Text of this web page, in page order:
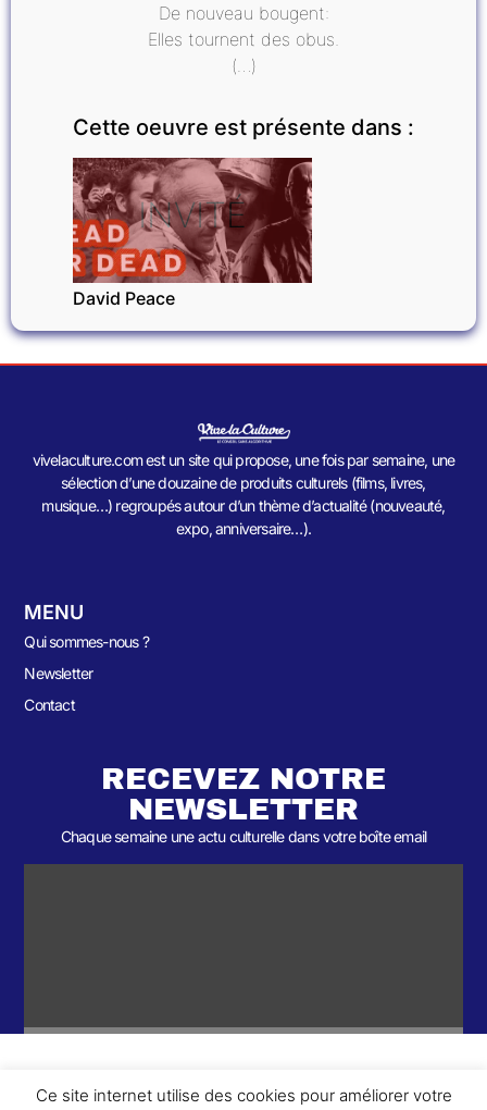
De nouveau bougent:
Elles tournent des obus.
(…)
Cette oeuvre est présente dans :
INVITÉ
David Peace
vivelaculture.com est un site qui propose, une fois par semaine, une
sélection d’une douzaine de produits culturels (films, livres,
musique…) regroupés autour d’un thème d’actualité (nouveauté,
expo, anniversaire…).
MENU
Qui sommes-nous ?
Newsletter
Contact
RECEVEZ NOTRE
NEWSLETTER
Chaque semaine une actu culturelle dans votre boîte email
Ce site internet utilise des cookies pour améliorer votre